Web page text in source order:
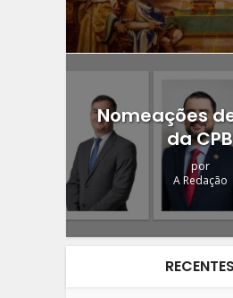
Nomeações
da CPB
por
A Redação
RECENTES